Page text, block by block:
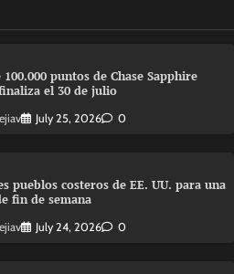
puntos de Chase Sapphire
el 30 de julio
July 25, 2026 0
pueblos costeros de EE. UU. para una
fin de semana
July 24, 2026 0